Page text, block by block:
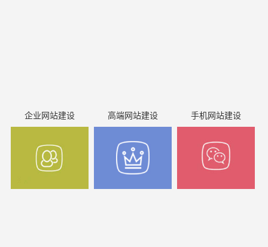
企业网站建设 高端网站建设 手机网站建设